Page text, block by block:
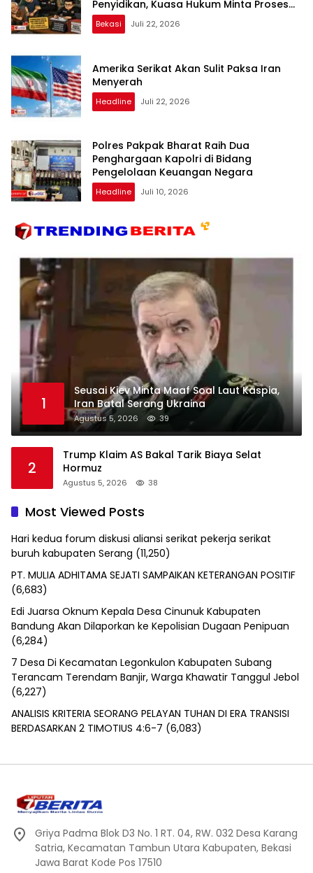
Penyidikan, Kuasa Hukum Minta Proses
Transparan dan Bebas Intervensi
Bekasi Juli 22, 2026
Amerika Serikat Akan Sulit Paksa Iran
Menyerah
Headline Juli 22, 2026
Polres Pakpak Bharat Raih Dua
Penghargaan Kapolri di Bidang
Pengelolaan Keuangan Negara
Headline Juli 10, 2026
1
Seusai Kiev Minta Maaf Soal Laut Kaspia,
Iran Batal Serang Ukraina
Agustus 5, 2026 39
2
Trump Klaim AS Bakal Tarik Biaya Selat
Hormuz
Agustus 5, 2026 38
Most Viewed Posts
Hari kedua forum diskusi aliansi serikat pekerja serikat
buruh kabupaten Serang (11,250)
PT. MULIA ADHITAMA SEJATI SAMPAIKAN KETERANGAN POSITIF
(6,683)
Edi Juarsa Oknum Kepala Desa Cinunuk Kabupaten
Bandung Akan Dilaporkan ke Kepolisian Dugaan Penipuan
(6,284)
7 Desa Di Kecamatan Legonkulon Kabupaten Subang
Terancam Terendam Banjir, Warga Khawatir Tanggul Jebol
(6,227)
ANALISIS KRITERIA SEORANG PELAYAN TUHAN DI ERA TRANSISI
BERDASARKAN 2 TIMOTIUS 4:6-7 (6,083)
Griya Padma Blok D3 No. 1 RT. 04, RW. 032 Desa Karang
Satria, Kecamatan Tambun Utara Kabupaten, Bekasi
Jawa Barat Kode Pos 17510